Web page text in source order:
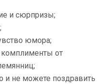
и сюрпризы;
юмора;
от
и не можете поздравить